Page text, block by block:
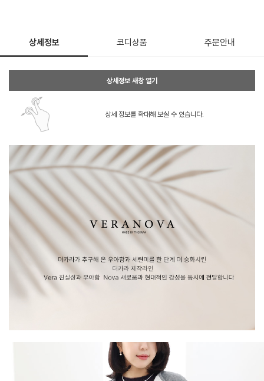
상세정보 코디상품 주문안내
상세정보 새창 열기
상세 정보를 확대해 보실 수 있습니다.